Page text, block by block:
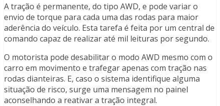
A tração é permanente, do tipo AWD, e pode variar o
envio de torque para cada uma das rodas para maior
aderência do veículo. Esta tarefa é feita por um central de
comando capaz de realizar até mil leituras por segundo.
O motorista pode desabilitar o modo AWD mesmo com o
carro em movimento e trafegar apenas com tração nas
rodas dianteiras. E, caso o sistema identifique alguma
situação de risco, surge uma mensagem no painel
aconselhando a reativar a tração integral.